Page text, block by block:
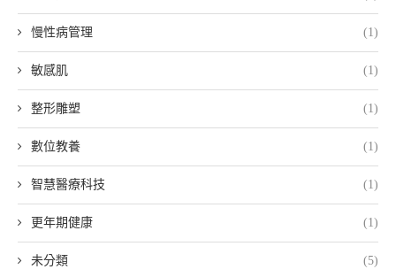
慢性病管理 (1)
敏感肌 (1)
整形雕塑 (1)
數位教養 (1)
智慧醫療科技 (1)
更年期健康 (1)
未分類 (5)